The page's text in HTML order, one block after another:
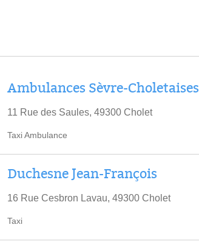
Ambulances Sèvre-Choletaises
11 Rue des Saules, 49300 Cholet
Taxi Ambulance
Duchesne Jean-François
16 Rue Cesbron Lavau, 49300 Cholet
Taxi